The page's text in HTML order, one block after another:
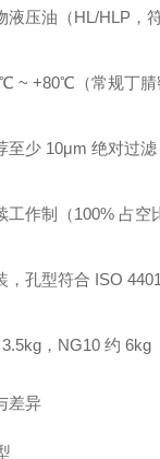
液压油（HL/HLP，
~ +80℃（常规丁腈
至少 10μm 绝对过
工作制（100% 占空
，孔型符合 ISO
3.5kg，NG10 约 6kg
差异